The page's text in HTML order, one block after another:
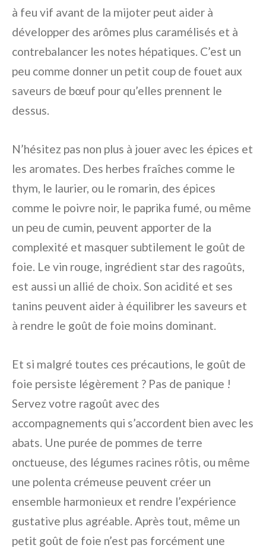
à feu vif avant de la mijoter peut aider à
développer des arômes plus caramélisés et à
contrebalancer les notes hépatiques. C’est un
peu comme donner un petit coup de fouet aux
saveurs de bœuf pour qu’elles prennent le
dessus.
N’hésitez pas non plus à jouer avec les épices et
les aromates. Des herbes fraîches comme le
thym, le laurier, ou le romarin, des épices
comme le poivre noir, le paprika fumé, ou même
un peu de cumin, peuvent apporter de la
complexité et masquer subtilement le goût de
foie. Le vin rouge, ingrédient star des ragoûts,
est aussi un allié de choix. Son acidité et ses
tanins peuvent aider à équilibrer les saveurs et
à rendre le goût de foie moins dominant.
Et si malgré toutes ces précautions, le goût de
foie persiste légèrement ? Pas de panique !
Servez votre ragoût avec des
accompagnements qui s’accordent bien avec les
abats. Une purée de pommes de terre
onctueuse, des légumes racines rôtis, ou même
une polenta crémeuse peuvent créer un
ensemble harmonieux et rendre l’expérience
gustative plus agréable. Après tout, même un
petit goût de foie n’est pas forcément une